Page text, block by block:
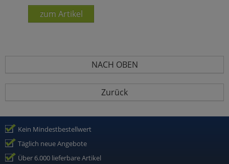
zum Artikel
NACH OBEN
Zurück
Kein Mindestbestellwert
Täglich neue Angebote
Über 6.000 lieferbare Artikel